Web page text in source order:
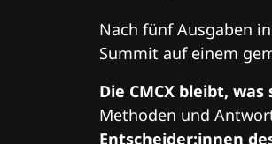
Nach fünf Ausgaben
Summit auf einem
Die CMCX bleibt,
Methoden und
Entscheider:innen